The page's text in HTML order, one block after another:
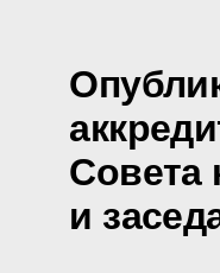
Совета
и